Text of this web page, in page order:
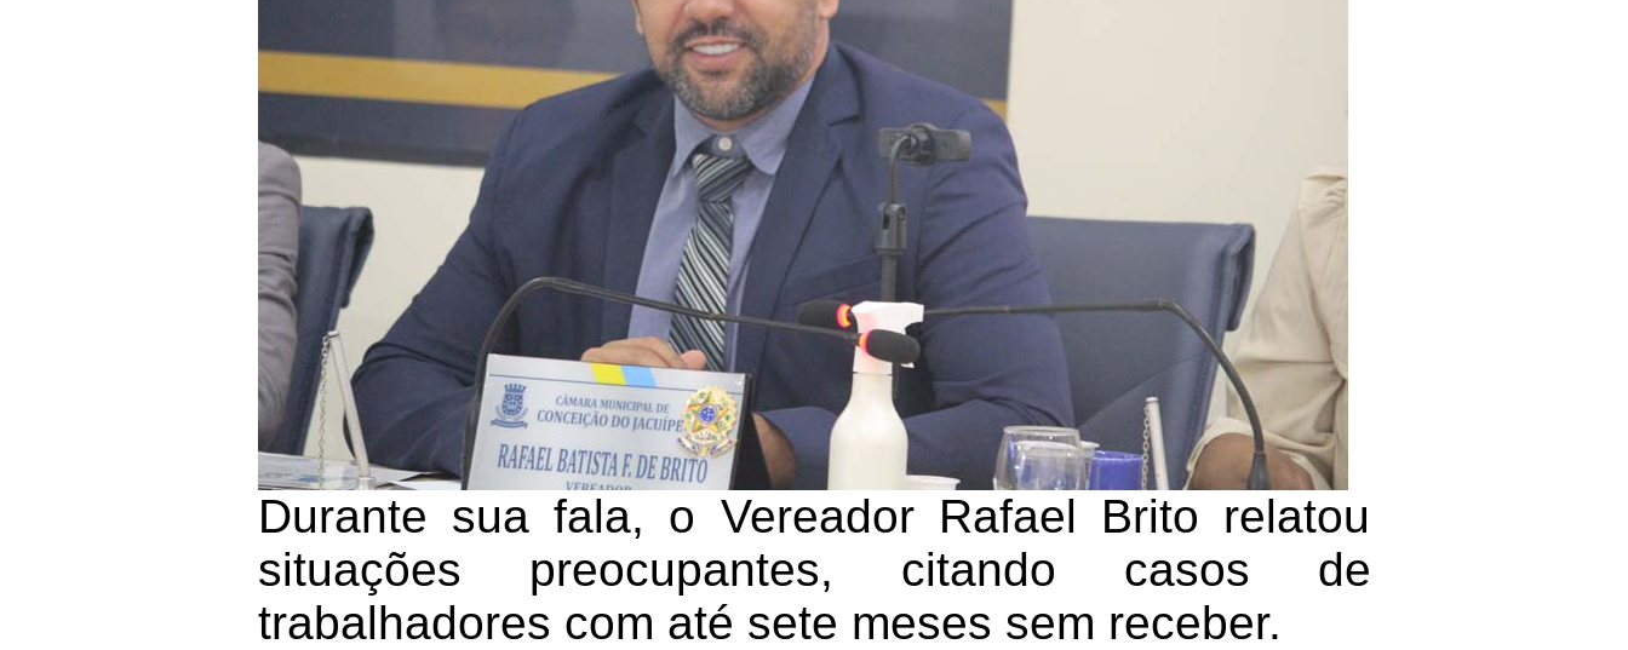
Durante sua fala, o Vereador Rafael Brito relatou
situações preocupantes, citando casos de
trabalhadores com até sete meses sem receber.